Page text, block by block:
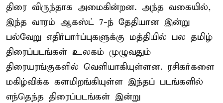
திரை விருந்தாக அமைகின்றன. அந்த வகையில்,
இந்த வாரம் ஆகஸ்ட் 7-ந் தேதியான இன்று
பல்வேறு எதிர்பார்ப்புகளுக்கு மத்தியில் பல தமிழ்
திரைப்படங்கள் உலகம் முழுவதும்
திரையரங்குகளில் வெளியாகியுள்ளன. ரசிகர்களை
மகிழ்விக்க களமிறங்கியுள்ள இந்தப் படங்களில்
எந்தெந்த திரைப்படங்கள் இன்று